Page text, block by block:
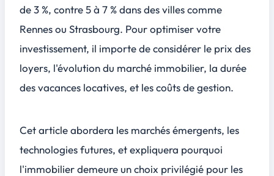
de 3 %, contre 5 à 7 % dans des villes comme
Rennes ou Strasbourg. Pour optimiser votre
investissement, il importe de considérer le prix des
loyers, l'évolution du marché immobilier, la durée
des vacances locatives, et les coûts de gestion.
Cet article abordera les marchés émergents, les
technologies futures, et expliquera pourquoi
l'immobilier demeure un choix privilégié pour les